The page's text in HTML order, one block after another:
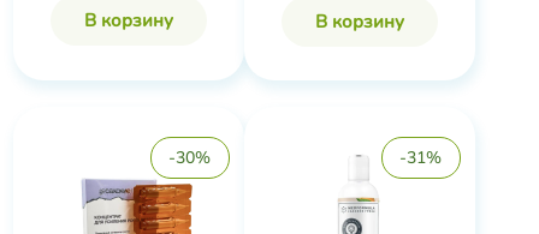
В корзину В корзину
-30% -31%